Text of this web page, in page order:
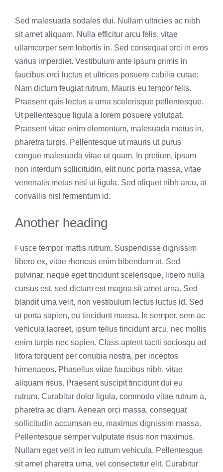
Sed malesuada sodales dui. Nullam ultricies ac nibh
sit amet aliquam. Nulla efficitur arcu felis, vitae
ullamcorper sem lobortis in. Sed consequat orci in eros
varius imperdiet. Vestibulum ante ipsum primis in
faucibus orci luctus et ultrices posuere cubilia curae;
Nam dictum feugiat rutrum. Mauris eu tempor felis.
Praesent quis lectus a urna scelerisque pellentesque.
Ut pellentesque ligula a lorem posuere volutpat.
Praesent vitae enim elementum, malesuada metus in,
pharetra turpis. Pellentesque ut mauris ut purus
congue malesuada vitae ut quam. In pretium, ipsum
non interdum sollicitudin, elit nunc porta massa, vitae
venenatis metus nisl ut ligula. Sed aliquet nibh arcu, at
convallis nisl fermentum id.
Another heading
Fusce tempor mattis rutrum. Suspendisse dignissim
libero ex, vitae rhoncus enim bibendum at. Sed
pulvinar, neque eget tincidunt scelerisque, libero nulla
cursus est, sed dictum est magna sit amet urna. Sed
blandit urna velit, non vestibulum lectus luctus id. Sed
ut porta sapien, eu tincidunt massa. In semper, sem ac
vehicula laoreet, ipsum tellus tincidunt arcu, nec mollis
enim turpis nec sapien. Class aptent taciti sociosqu ad
litora torquent per conubia nostra, per inceptos
himenaeos. Phasellus vitae faucibus nibh, vitae
aliquam risus. Praesent suscipit tincidunt dui eu
rutrum. Curabitur dolor ligula, commodo vitae rutrum a,
pharetra ac diam. Aenean orci massa, consequat
sollicitudin accumsan eu, maximus dignissim massa.
Pellentesque semper vulputate risus non maximus.
Nullam eget velit in leo rutrum vehicula. Pellentesque
sit amet pharetra urna, vel consectetur elit. Curabitur